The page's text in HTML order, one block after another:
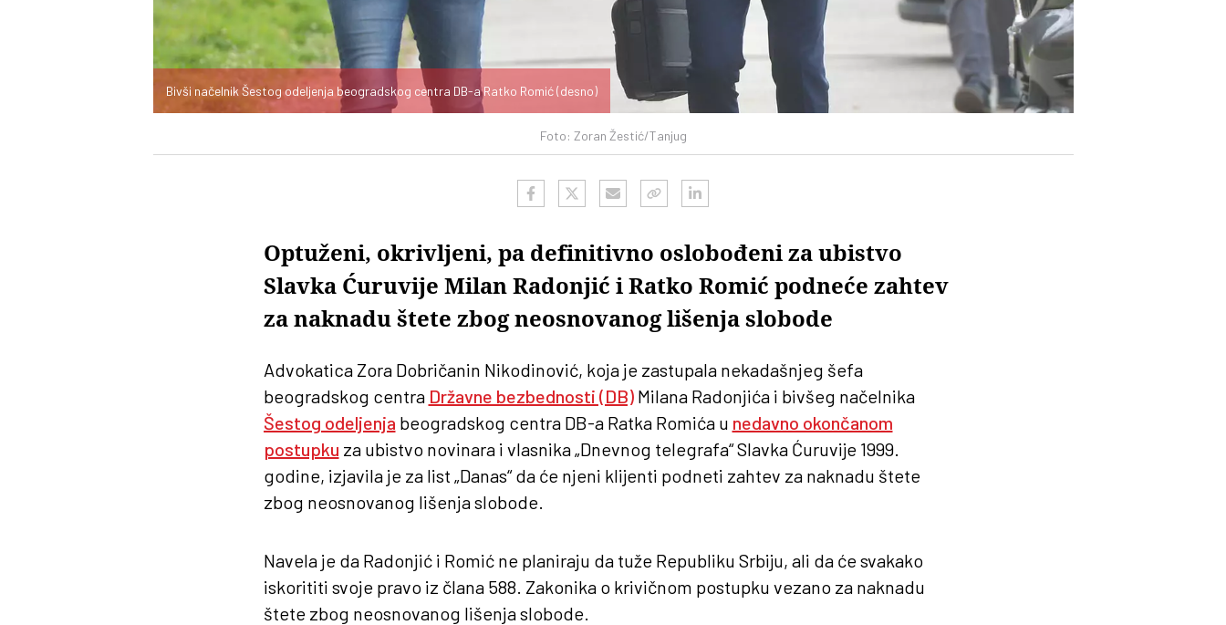
Foto: Zoran Žestić/Tanjug
Bivši načelnik Šestog odeljenja beogradskog centra DB-a Ratko Romić (desno)
Optuženi, okrivljeni, pa definitivno oslobođeni za ubistvo
Slavka Ćuruvije Milan Radonjić i Ratko Romić podneće zahtev
za naknadu štete zbog neosnovanog lišenja slobode
Advokatica Zora Dobričanin Nikodinović, koja je zastupala nekadašnjeg šefa
beogradskog centra Državne bezbednosti (DB)Milana Radonjića i bivšeg načelnika
Šestog odeljenja beogradskog centra DB-a Ratka Romića u nedavno okončanom
postupku za ubistvo novinara i vlasnika „Dnevnog telegrafa“ Slavka Ćuruvije 1999.
godine, izjavila je za list „Danas“ da će njeni klijenti podneti zahtev za naknadu štete
zbog neosnovanog lišenja slobode.
Navela je da Radonjić i Romić ne planiraju da tuže Republiku Srbiju, ali da će svakako
iskorititi svoje pravo iz člana 588. Zakonika o krivičnom postupku vezano za naknadu
štete zbog neosnovanog lišenja slobode.